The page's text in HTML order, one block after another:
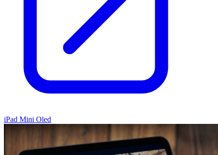
iPad Mini Oled